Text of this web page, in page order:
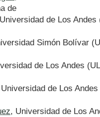
de
de Los
Simón Bolívar
de Los Andes
de Los
, Universidad de Los